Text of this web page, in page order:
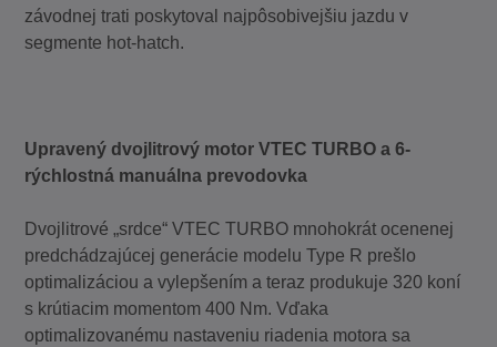
závodnej trati poskytoval najpôsobivejšiu jazdu v
segmente hot-hatch.
Upravený dvojlitrový motor VTEC TURBO a 6-
rýchlostná manuálna prevodovka
Dvojlitrové „srdce“ VTEC TURBO mnohokrát ocenenej
predchádzajúcej generácie modelu Type R prešlo
optimalizáciou a vylepšením a teraz produkuje 320 koní
s krútiacim momentom 400 Nm. Vďaka
optimalizovanému nastaveniu riadenia motora sa